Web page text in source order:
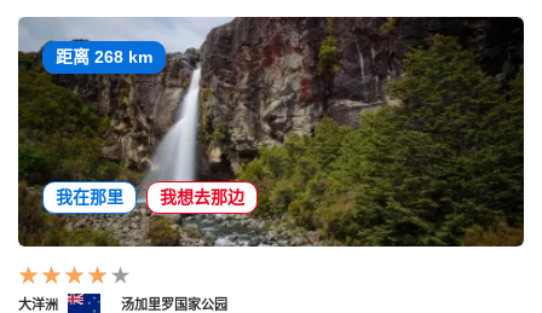
距离 268 km
我在那里 我想去那边
大洋洲 汤加里罗国家公园